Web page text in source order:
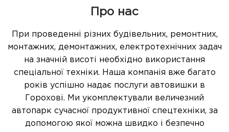
Про нас
При проведенні різних будівельних, ремонтних,
монтажних, демонтажних, електротехнічних задач
на значній висоті необхідно використання
спеціальної техніки. Наша компанія вже багато
років успішно надає послуги автовишки в
Горохові. Ми укомплектували величезний
автопарк сучасної продуктивної спецтехніки, за
допомогою якої можна швидко і безпечно